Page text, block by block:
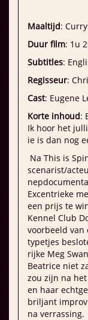
Maaltijd:
Duur film: 1u
Subtitles:
Regisseur:
Cast: Eugene
Korte inhoud:
Ik hoor het
ie is dan nog
Na This is
scenarist/
Excentrieke
een prijs te
Kennel Club
voorbeeld
typetjes
rijke Meg
Beatrice niet
zou zijn na
en haar
briljant
na verrassing.